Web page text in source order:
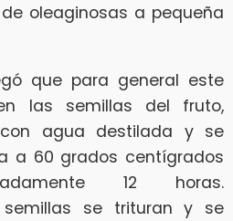
oleaginosas a pequeña
que para general este
las semillas del fruto,
agua destilada y se
a 60 grados centígrados
12 horas.
semillas se trituran y se